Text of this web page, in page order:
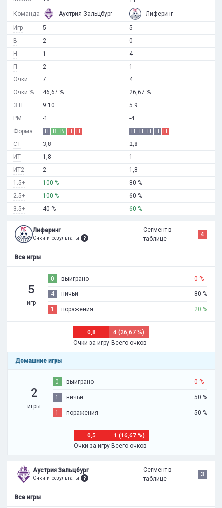
Команда
Игр
В
Н
П
Очки
Очки %
З:П
РМ
Форма
СТ
ИТ
ИТ2
1.5+
2.5+
3.5+
Аустрия Зальцбург
5
2
1
2
7
46,67 %
9:10
-1
Н
В В П
П
3,8
1,8
2
100 %
100 %
40 %
Лиферинг
5
0
4
1
4
26,67 %
5:9
-4
Н
Н Н Н
П
2,8
1
1,8
80 %
60 %
60 %
Лиферинг
Очки и результаты
Сегмент в
таблице:
4
Все игры
5
игр
0 выиграно 0 %
4 ничьи 80 %
1 поражения 20 %
0,8
Очки за игру
4 (26,67 %)
Всего очков
Домашние игры
2
игры
0 выиграно 0 %
1 ничьи 50 %
1 поражения 50 %
0,5
Очки за игру
1 (16,67 %)
Всего очков
Аустрия Зальцбург
Очки и результаты
Сегмент в
таблице:
3
Все игры